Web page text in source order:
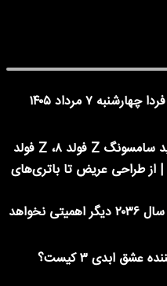
فوری | ادارات تهران فردا چهارشنبه ۷ مرداد ۱۴۰۵
معرفی سه مدل جدید سامسونگ Z فولد ۸، Z فولد
۸ اولترا و Z فلیپ ۸ | از طراحی عریض تا باتری‌های
ایلان ماسک: پول در سال ۲۰۳۶ دیگر اهمیتی نخواهد
عشق ابدی ۳ کیست؟